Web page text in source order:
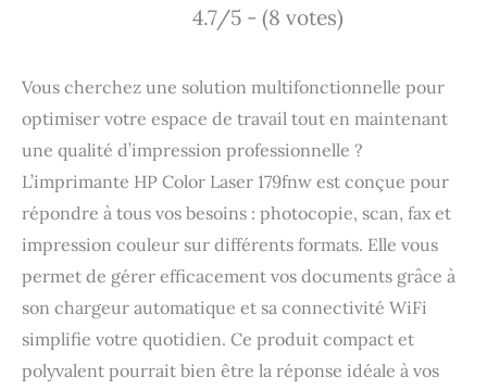
4.7/5 - (8 votes)
Vous cherchez une solution multifonctionnelle pour
optimiser votre espace de travail tout en maintenant
une qualité d’impression professionnelle ?
L’imprimante HP Color Laser 179fnw est conçue pour
répondre à tous vos besoins : photocopie, scan, fax et
impression couleur sur différents formats. Elle vous
permet de gérer efficacement vos documents grâce à
son chargeur automatique et sa connectivité WiFi
simplifie votre quotidien. Ce produit compact et
polyvalent pourrait bien être la réponse idéale à vos